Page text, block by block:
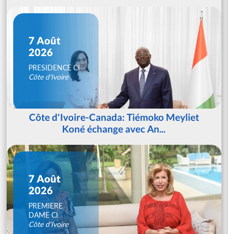
7 Août
2026
PRESIDENCE CI
Côte d'Ivoire
Côte d'Ivoire-Canada: Tiémoko Meyliet
Koné échange avec An...
7 Août
2026
PREMIERE
DAME CI
Côte d'Ivoire